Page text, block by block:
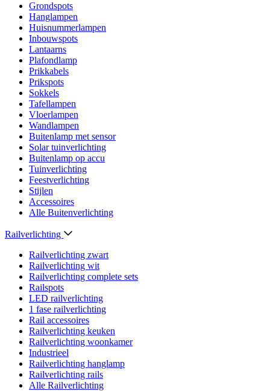
Grondspots
Hanglampen
Huisnummerlampen
Inbouwspots
Lantaarns
Plafondlamp
Prikkabels
Prikspots
Sokkels
Tafellampen
Vloerlampen
Wandlampen
Buitenlamp met sensor
Solar tuinverlichting
Buitenlamp op accu
Tuinverlichting
Feestverlichting
Stijlen
Accessoires
Alle Buitenverlichting
Railverlichting
Railverlichting zwart
Railverlichting wit
Railverlichting complete sets
Railspots
LED railverlichting
1 fase railverlichting
Rail accessoires
Railverlichting keuken
Railverlichting woonkamer
Industrieel
Railverlichting hanglamp
Railverlichting rails
Alle Railverlichting